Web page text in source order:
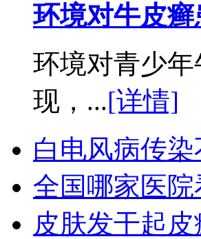
环境对牛皮癣
环境对青少
现，...[详情]
白电风病传染
全国哪家医
皮肤发干起